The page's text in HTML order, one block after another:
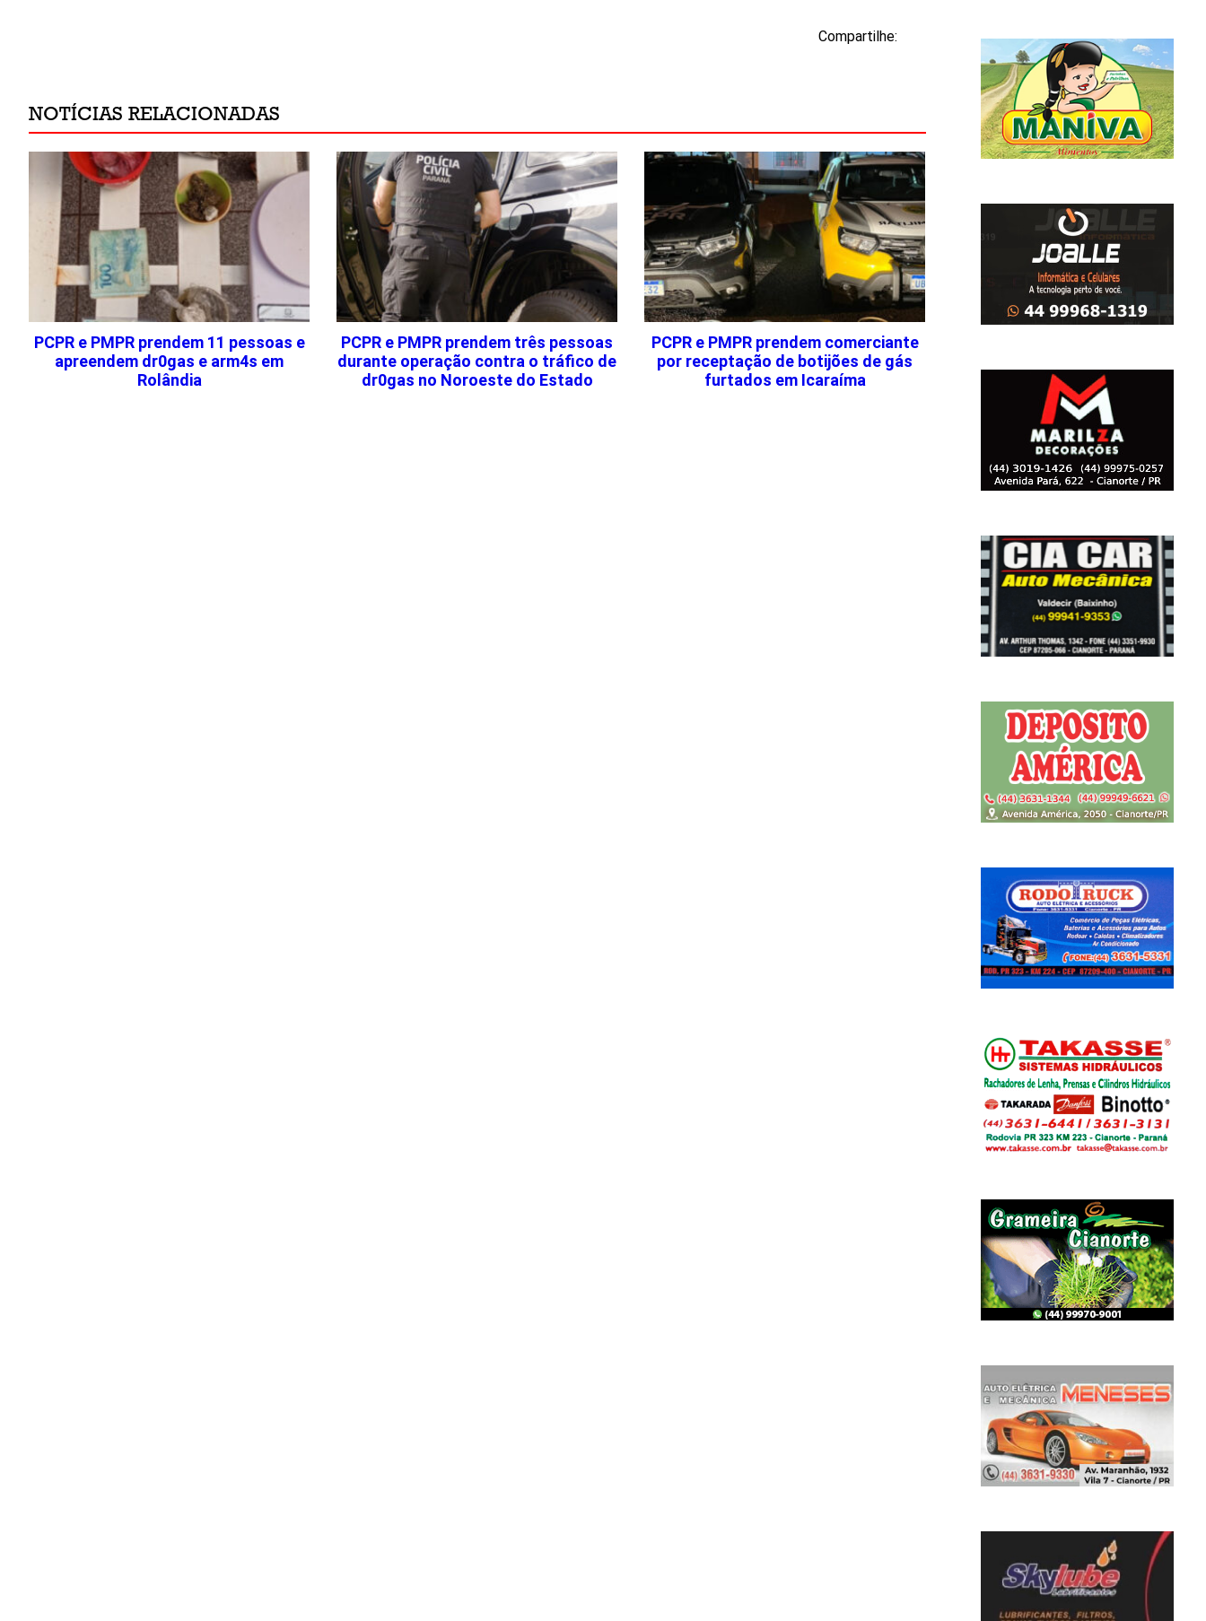
Compartilhe:
NOTÍCIAS RELACIONADAS
PCPR e PMPR prendem 11 pessoas e
apreendem dr0gas e arm4s em
Rolândia
PCPR e PMPR prendem três pessoas
durante operação contra o tráfico de
dr0gas no Noroeste do Estado
PCPR e PMPR prendem comerciante
por receptação de botijões de gás
furtados em Icaraíma